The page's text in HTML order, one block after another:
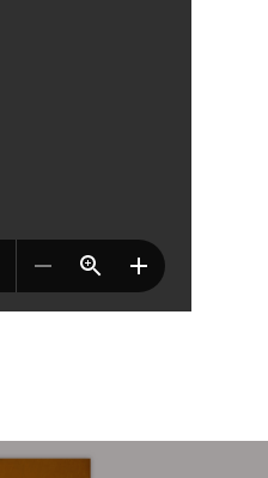
Número
Números
Contacto